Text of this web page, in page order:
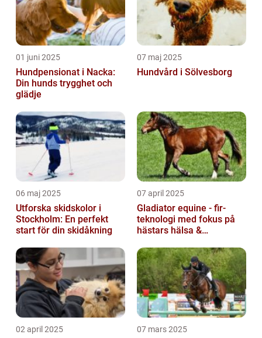
01 juni 2025
Hundpensionat i Nacka:
Din hunds trygghet och
glädje
07 maj 2025
Hundvård i Sölvesborg
06 maj 2025
Utforska skidskolor i
Stockholm: En perfekt
start för din skidåkning
07 april 2025
Gladiator equine - fir-
teknologi med fokus på
hästars hälsa &
02 april 2025 07 mars 2025